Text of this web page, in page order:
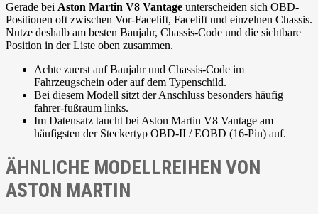
Gerade bei Aston Martin V8 Vantage unterscheiden sich OBD-
Positionen oft zwischen Vor-Facelift, Facelift und einzelnen Chassis.
Nutze deshalb am besten Baujahr, Chassis-Code und die sichtbare
Position in der Liste oben zusammen.
Achte zuerst auf Baujahr und Chassis-Code im
Fahrzeugschein oder auf dem Typenschild.
Bei diesem Modell sitzt der Anschluss besonders häufig
fahrer-fußraum links.
Im Datensatz taucht bei Aston Martin V8 Vantage am
häufigsten der Steckertyp OBD-II / EOBD (16-Pin) auf.
ÄHNLICHE MODELLREIHEN VON
ASTON MARTIN